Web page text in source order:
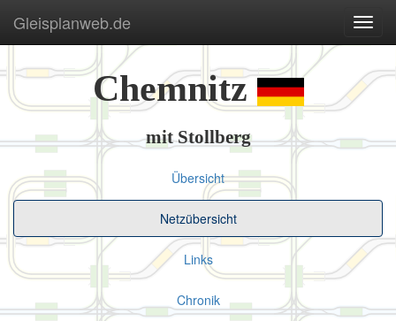
ein-/
Gleisplanweb.de
Chemnitz
mit Stollberg
Übersicht
Netzübersicht
Links
Chronik